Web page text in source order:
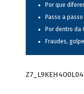
Por que
Passo a
Por dentro da
Fraudes,